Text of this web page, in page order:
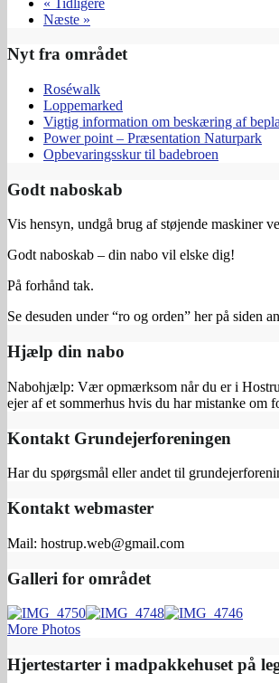
Næste »
Nyt fra området
Roséwalk
Loppemarked
Vigtig information om beskæring af
Power point – Præsentation Naturpark
Opbevaringsskur til badebroen
Godt naboskab
Vis hensyn, undgå brug af støjende
Godt naboskab – din nabo vil elske dig!
På forhånd tak.
Se desuden under “ro og orden” her på siden
Hjælp din nabo
Nabohjælp: Vær opmærksom når du er i
ejer af et sommerhus hvis du har mistanke
Kontakt Grundejerforeningen
Har du spørgsmål eller andet til
Kontakt webmaster
Mail: hostrup.web@gmail.com
Galleri for området
More Photos
Hjertestarter i madpakkehuset på